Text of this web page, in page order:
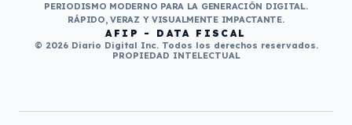
PERIODISMO MODERNO PARA LA GENERACIÓN DIGITAL.
RÁPIDO, VERAZ Y VISUALMENTE IMPACTANTE.
AFIP - DATA FISCAL
© 2026 Diario Digital Inc. Todos los derechos reservados.
PROPIEDAD INTELECTUAL